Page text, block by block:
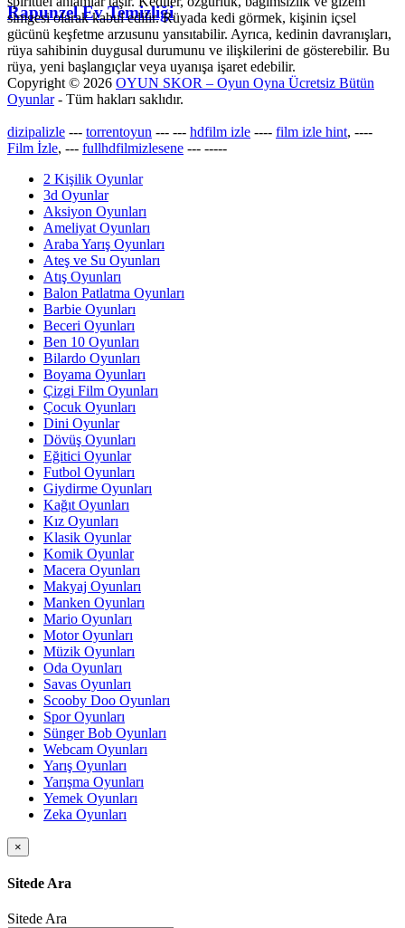
Rapunzel Ev Temizliği
simgesi olarak kabul edilir. Rüyada kedi görmek, kişinin içsel
gücünü keşfetme arzusunu yansıtabilir. Ayrıca, kedinin davranışları,
rüya sahibinin duygusal durumunu ve ilişkilerini de gösterebilir. Bu
rüya, yeni başlangıçlar veya uyanışa işaret edebilir.
Copyright © 2026 OYUN SKOR – Oyun Oyna Ücretsiz Bütün
Oyunlar- Tüm hakları saklıdır.
dizipalizle --- torrentoyun --- --- hdfilm izle ---- film izle hint, ----
Film İzle, --- fullhdfilmizlesene --- -----
2 Kişilik Oyunlar
3d Oyunlar
Aksiyon Oyunları
Ameliyat Oyunları
Araba Yarış Oyunları
Ateş ve Su Oyunları
Atış Oyunları
Balon Patlatma Oyunları
Barbie Oyunları
Beceri Oyunları
Ben 10 Oyunları
Bilardo Oyunları
Boyama Oyunları
Çizgi Film Oyunları
Çocuk Oyunları
Dini Oyunlar
Dövüş Oyunları
Eğitici Oyunlar
Futbol Oyunları
Giydirme Oyunları
Kağıt Oyunları
Kız Oyunları
Klasik Oyunlar
Komik Oyunlar
Macera Oyunları
Makyaj Oyunları
Manken Oyunları
Mario Oyunları
Motor Oyunları
Müzik Oyunları
Oda Oyunları
Savas Oyunları
Scooby Doo Oyunları
Spor Oyunları
Sünger Bob Oyunları
Webcam Oyunları
Yarış Oyunları
Yarışma Oyunları
Yemek Oyunları
Zeka Oyunları
×
Sitede Ara
Sitede Ara